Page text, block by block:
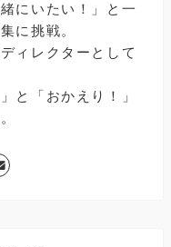
にいたい！」と一
に挑戦。
ィレクターとして
と「おかえり！」